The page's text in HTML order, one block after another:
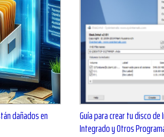
dañados en
Guía para crear tu disco de
Integrado y Otros